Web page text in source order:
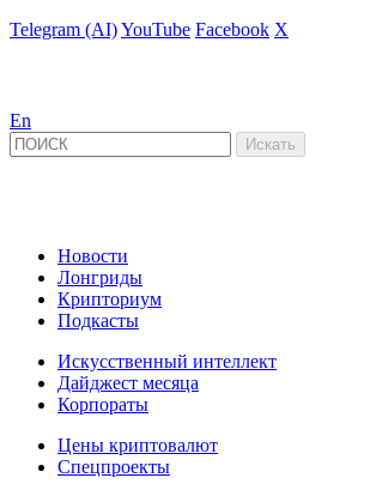
Telegram (AI)YouTube Facebook X
En
Новости
Лонгриды
Крипториум
Подкасты
Искусственный интеллект
Дайджест месяца
Корпораты
Цены криптовалют
Спецпроекты